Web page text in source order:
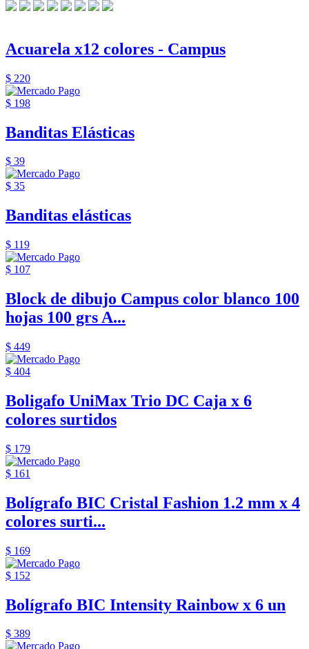
Acuarela x12 colores - Campus
$ 220
$ 198
Banditas Elásticas
$ 39
$ 35
Banditas elásticas
$ 119
$ 107
Block de dibujo Campus color blanco 100
hojas 100 grs A...
$ 449
$ 404
Boligafo UniMax Trio DC Caja x 6
colores surtidos
$ 179
$ 161
Bolígrafo BIC Cristal Fashion 1.2 mm x 4
colores surti...
$ 169
$ 152
Bolígrafo BIC Intensity Rainbow x 6 un
$ 389